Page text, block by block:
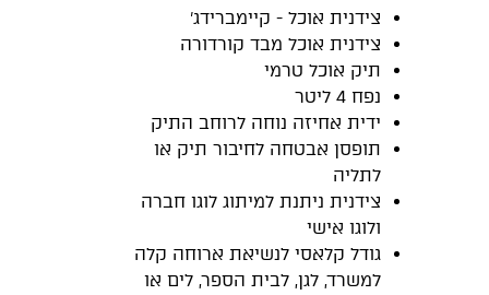
צידנית אוכל - קיימברידג'
צידנית אוכל מבד קורדורה
תיק אוכל טרמי
נפח 4 ליטר
ידית אחיזה נוחה לרוחב התיק
תופסן אבטחה לחיבור תיק או
לתליה
צידנית ניתנת למיתוג לוגו חברה
ולוגו אישי
גודל קלאסי לנשיאת ארוחה קלה
למשרד, לגן, לבית הספר, לים או